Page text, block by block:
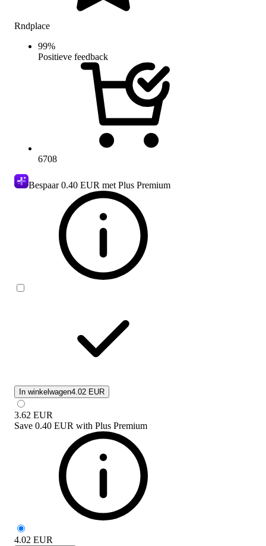
Rndplace
99%
Positieve feedback
6708
Bespaar0.40 EUR met Plus Premium
In winkelwagen4.02 EUR
3.62 EUR
Save 0.40 EUR with Plus Premium
4.02 EUR